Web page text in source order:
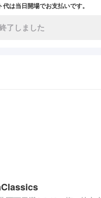
代は当日開場でお支払いです。
了しました